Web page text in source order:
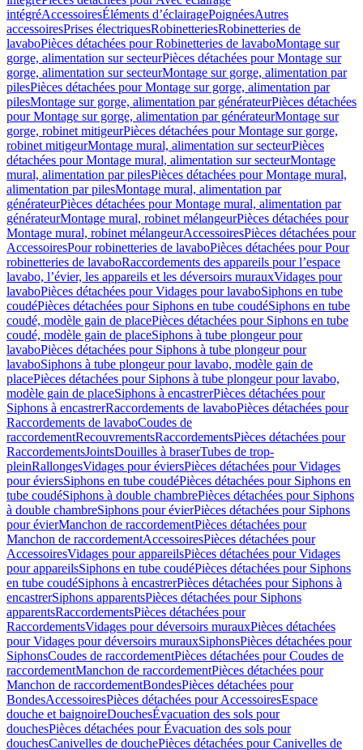
intégréAccessoiresÉléments d’éclairagePoignéesAutres
accessoiresPrises électriquesRobinetteriesRobinetteries de
lavaboPièces détachées pour Robinetteries de lavaboMontage sur
gorge, alimentation sur secteurPièces détachées pour Montage sur
gorge, alimentation sur secteurMontage sur gorge, alimentation par
pilesPièces détachées pour Montage sur gorge, alimentation par
pilesMontage sur gorge, alimentation par générateurPièces détachées
pour Montage sur gorge, alimentation par générateurMontage sur
gorge, robinet mitigeurPièces détachées pour Montage sur gorge,
robinet mitigeurMontage mural, alimentation sur secteurPièces
détachées pour Montage mural, alimentation sur secteurMontage
mural, alimentation par pilesPièces détachées pour Montage mural,
alimentation par pilesMontage mural, alimentation par
générateurPièces détachées pour Montage mural, alimentation par
générateurMontage mural, robinet mélangeurPièces détachées pour
Montage mural, robinet mélangeurAccessoiresPièces détachées pour
AccessoiresPour robinetteries de lavaboPièces détachées pour Pour
robinetteries de lavaboRaccordements des appareils pour l’espace
lavabo, l’évier, les appareils et les déversoirs murauxVidages pour
lavaboPièces détachées pour Vidages pour lavaboSiphons en tube
coudéPièces détachées pour Siphons en tube coudéSiphons en tube
coudé, modèle gain de placePièces détachées pour Siphons en tube
coudé, modèle gain de placeSiphons à tube plongeur pour
lavaboPièces détachées pour Siphons à tube plongeur pour
lavaboSiphons à tube plongeur pour lavabo, modèle gain de
placePièces détachées pour Siphons à tube plongeur pour lavabo,
modèle gain de placeSiphons à encastrerPièces détachées pour
Siphons à encastrerRaccordements de lavaboPièces détachées pour
Raccordements de lavaboCoudes de
raccordementRecouvrementsRaccordementsPièces détachées pour
RaccordementsJointsDouilles à braserTubes de trop-
pleinRallongesVidages pour éviersPièces détachées pour Vidages
pour éviersSiphons en tube coudéPièces détachées pour Siphons en
tube coudéSiphons à double chambrePièces détachées pour Siphons
à double chambreSiphons pour évierPièces détachées pour Siphons
pour évierManchon de raccordementPièces détachées pour
Manchon de raccordementAccessoiresPièces détachées pour
AccessoiresVidages pour appareilsPièces détachées pour Vidages
pour appareilsSiphons en tube coudéPièces détachées pour Siphons
en tube coudéSiphons à encastrerPièces détachées pour Siphons à
encastrerSiphons apparentsPièces détachées pour Siphons
apparentsRaccordementsPièces détachées pour
RaccordementsVidages pour déversoirs murauxPièces détachées
pour Vidages pour déversoirs murauxSiphonsPièces détachées pour
SiphonsCoudes de raccordementPièces détachées pour Coudes de
raccordementManchon de raccordementPièces détachées pour
Manchon de raccordementBondesPièces détachées pour
BondesAccessoiresPièces détachées pour AccessoiresEspace
douche et baignoireDouchesÉvacuation des sols pour
douchesPièces détachées pour Évacuation des sols pour
douchesCanivelles de douchePièces détachées pour Canivelles de